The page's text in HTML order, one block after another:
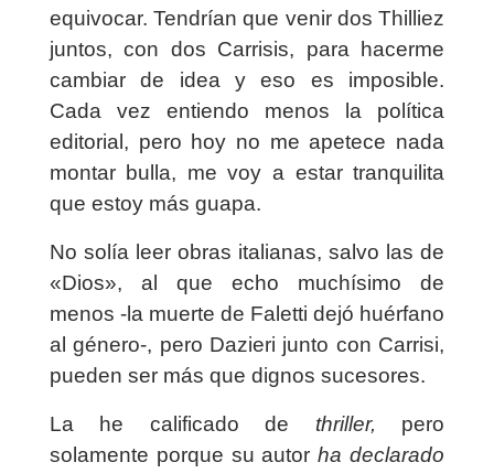
equivocar. Tendrían que venir dos Thilliez
juntos, con dos Carrisis, para hacerme
cambiar de idea y eso es imposible.
Cada vez entiendo menos la política
editorial, pero hoy no me apetece nada
montar bulla, me voy a estar tranquilita
que estoy más guapa.
No solía leer obras italianas, salvo las de
«Dios», al que echo muchísimo de
menos -la muerte de Faletti dejó huérfano
al género-, pero Dazieri junto con Carrisi,
pueden ser más que dignos sucesores.
La he calificado de thriller, pero
solamente porque su autorha declarado